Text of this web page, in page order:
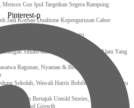
Gus Ipul Targetkan Segera Rampung
Jadi Korban Dualisme Kepengurusan Cabor
Exit Meeting Bersama BPK RI
Situasi dan Penanganan Bencana Alam Yang
Ragunan, Nyaman & Bersih di Kunjungi
Sekolah, Wawali Harris Bobihoe : Tonggak Baru
Collection Bertajuk Untold Stories, Irene Umar :
New Engine of Growth
Pinterest-p